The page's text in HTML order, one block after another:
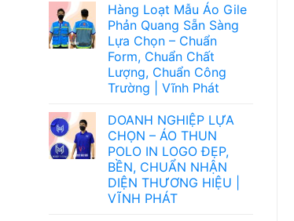
Hàng Loạt Mẫu Áo Gile
Phản Quang Sẵn Sàng
Lựa Chọn – Chuẩn
Form, Chuẩn Chất
Lượng, Chuẩn Công
Trường | Vĩnh Phát
DOANH NGHIỆP LỰA
CHỌN – ÁO THUN
POLO IN LOGO ĐẸP,
BỀN, CHUẨN NHẬN
DIỆN THƯƠNG HIỆU |
VĨNH PHÁT